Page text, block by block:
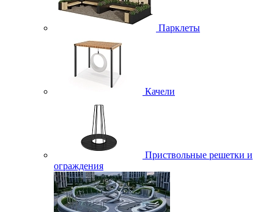
Парклеты
Качели
Приствольные решетки и
ограждения